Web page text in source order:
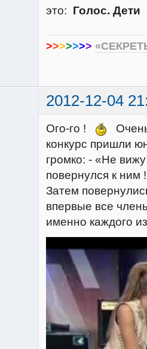
это: Голос. Дети
>>>>>>>
2012-12-04
Ого-го !
конкурс пришли
громко: - «Не
повернулся к
Затем
впервые все
именно каждого